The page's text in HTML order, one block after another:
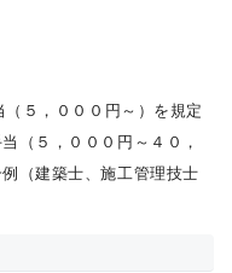
５，０００円～）を規定
（５，０００円～４０，
（建築士、施工管理技士